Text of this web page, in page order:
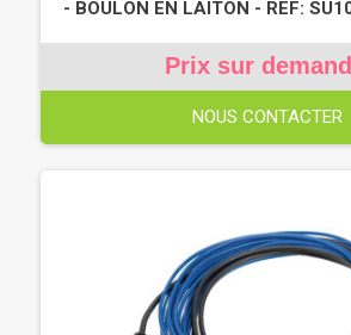
- BOULON EN LAITON - REF:
Prix sur
NOUS CONTACTER